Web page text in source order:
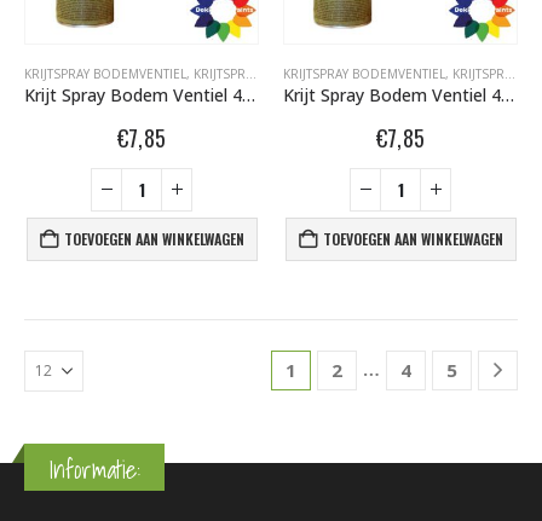
KRIJTSPRAY BODEMVENTIEL , KRIJTSPRAY BODEMVENTIEL 400 ML ,SPARVAR GRAFFITI
Krijt Spray Bodem Ventiel 400ml Lila 6001098
€7,85
TOEVOEGEN AAN WINKELWAGEN
KRIJTSPRAY BODEMVENTIEL , KRIJTSPRAY BODEMVENTIEL 400 ML
Krijt Spray Bodem Ventiel 400ml Oranje 6001067
€7,85
TOEVOEGEN AAN WINKELWAGEN
1 2 … 4 5
Informatie: